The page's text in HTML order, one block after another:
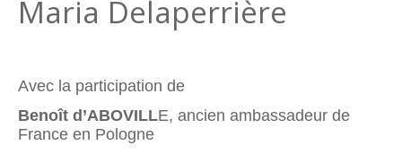
Maria Delaperrière
Avec la participation de
Benoît d’ABOVILLE, ancien ambassadeur de
France en Pologne